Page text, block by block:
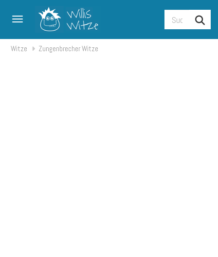
Toggle navigation
Witze Zungenbrecher Witze